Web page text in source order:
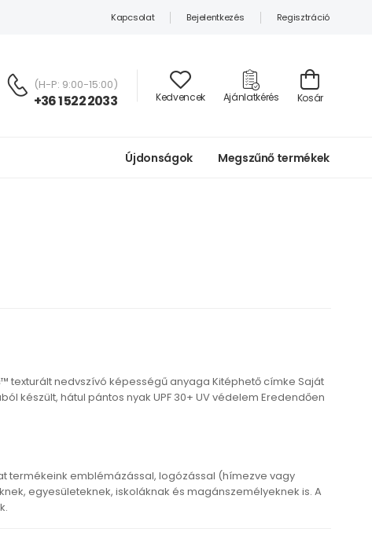
Kapcsolat Bejelentkezés Regisztráció
(H-P: 9:00-15:00)
+36 1 522 2033 Kedvencek Ajánlatkérés Kosár
Újdonságok Megszűnő termékek
texturált nedvszívó képességű anyaga Kitéphető címke Saját
készült, hátul pántos nyak UPF 30+ UV védelem Eredendően
termékeink emblémázással, logózással (hímezve vagy
egyesületeknek, iskoláknak és magánszemélyeknek is. A